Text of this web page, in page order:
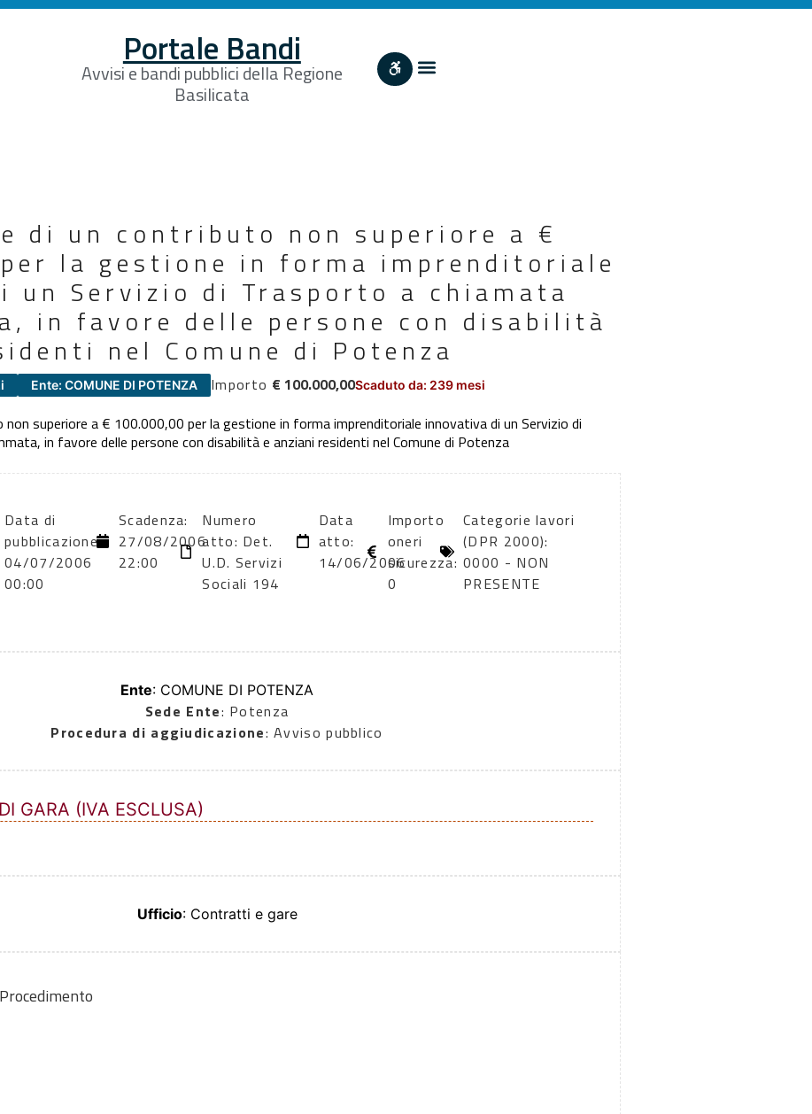
Portale Bandi
Avvisi e bandi pubblici della Regione
Basilicata
di un contributo non superiore a €
la gestione in forma imprenditoriale
un Servizio di Trasporto a chiamata
in favore delle persone con disabilità
nel Comune di Potenza
Ente: COMUNE DI POTENZA Importo € 100.000,00Scaduto da: 239 mesi
superiore a € 100.000,00 per la gestione in forma imprenditoriale innovativa di un Servizio di
in favore delle persone con disabilità e anziani residenti nel Comune di Potenza
Data di
pubblicazione:
04/07/2006
00:00
Scadenza:
27/08/2006
22:00
Numero
atto: Det.
U.D. Servizi
Sociali 194
Data
atto:
14/06/2006
Importo
oneri
sicurezza:
0
Categorie lavori
(DPR 2000):
0000 - NON
PRESENTE
Ente: COMUNE DI POTENZA
Sede Ente: Potenza
Procedura di aggiudicazione: Avviso pubblico
GARA (IVA ESCLUSA)
Ufficio: Contratti e gare